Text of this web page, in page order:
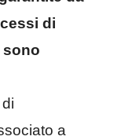
di
sono
a